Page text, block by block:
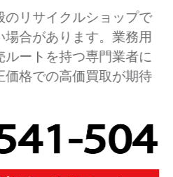
のリサイクルショップで
合があります。業務用
ートを持つ専門業者に
格での高価買取が期待